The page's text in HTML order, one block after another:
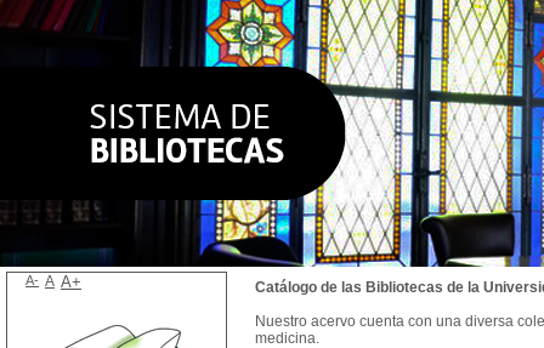
Catálogo de las Bibliotecas de la
Nuestro acervo cuenta con una diversa
medicina.
A- A A+